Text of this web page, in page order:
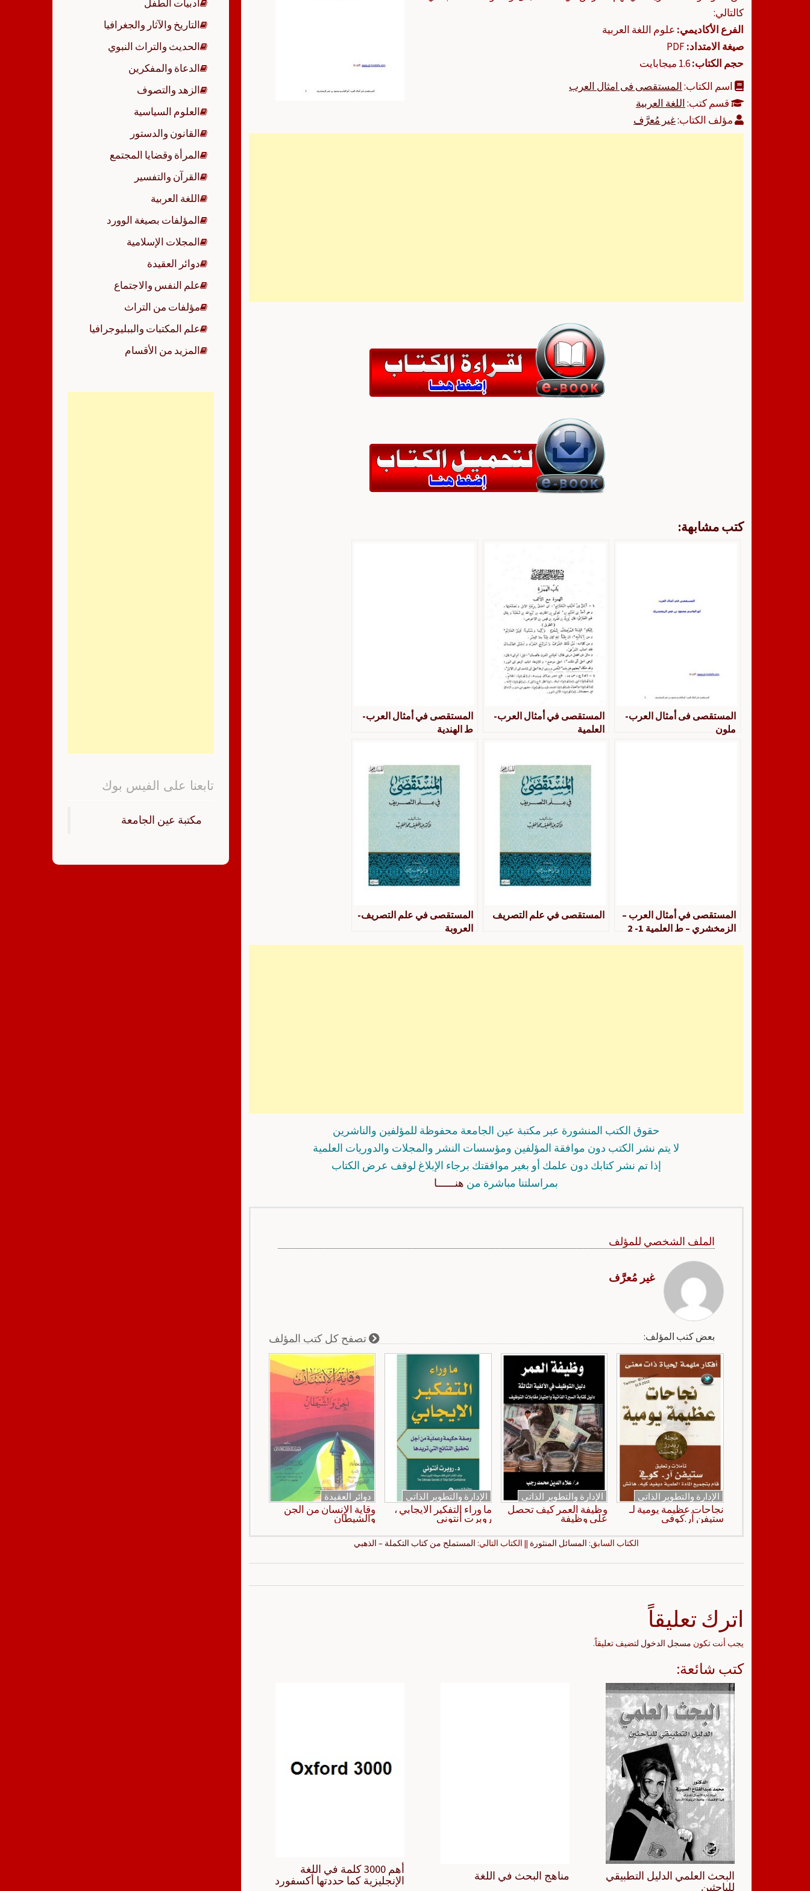
كالتالي:
الفرع الأكاديمي: علوم اللغة العربية
صيغة الامتداد:
حجم الكتاب:
اسم الكتاب:المستقصى فى امثال العرب
قسم كتب:اللغة العربية
مؤلف الكتاب:غير مُعرَّف
كتب مشابهة:
المستقصى فى أمثال العرب-
ملون
المستقصى في أمثال العرب-
العلمية
المستقصى في أمثال العرب-
ط الهندية
المستقصى في أمثال العرب –
الزمخشري – ط العلمية 1- 2
المستقصى في علم التصريف
المستقصى في علم التصريف-
العروبة
حقوق الكتب المنشورة عبر مكتبة عين الجامعة محفوظة للمؤلفين والناشرين
لا يتم نشر الكتب دون موافقة المؤلفين ومؤسسات النشر والمجلات والدوريات العلمية
إذا تم نشر كتابك دون علمك أو بغير موافقتك برجاء الإبلاغ لوقف عرض الكتاب
بمراسلتنا مباشرة من هنــــــا
الملف الشخصي للمؤلف
غير مُعرَّف
بعض كتب المؤلف: تصفح كل كتب المؤلف
الإدارة والتطوير الذاتي
نجاحات عظيمة يومية لـ
ستيفن آر.كوفي
الإدارة والتطوير الذاتي
وظيفة العمر كيف تحصل
على وظيفة
الإدارة والتطوير الذاتي
ما وراء التفكير الايجابي ،
روبرت أنتوني
دوائر العقيدة
وقاية الإنسان من الجن
والشيطان
الكتاب السابق: المسائل المنثورة || الكتاب التالي: المستملح من كتاب التكملة – الذهبي
اترك تعليقاً
يجب أنت تكون مسجل الدخول لتضيف تعليقاً.
كتب شائعة:
أهم 3000 كلمة في اللغة
الإنجليزية كما حددتها أكسفورد
مناهج البحث في اللغة
البحث العلمي الدليل التطبيقي
للباحثين
أدبيات الطفل
التاريخ والآثار والجغرافيا
الحديث والتراث النبوي
الدعاة والمفكرين
الزهد والتصوف
العلوم السياسية
القانون والدستور
المرأة وقضايا المجتمع
القرآن والتفسير
اللغة العربية
المؤلفات بصيغة الوورد
المجلات الإسلامية
دوائر العقيدة
علم النفس والاجتماع
مؤلفات من التراث
علم المكتبات والببليوجرافيا
المزيد من الأقسام
تابعنا على الفيس بوك
‏مكتبة عين الجامعة‏